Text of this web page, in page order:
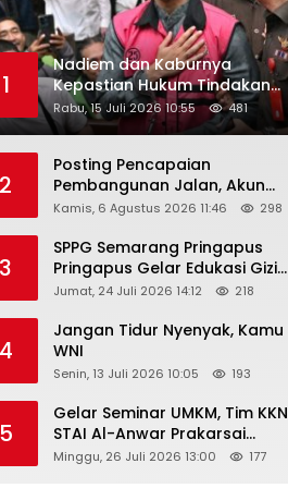
1
Nadiem dan Kaburnya
Kepastian Hukum Tindakan
Pejabat Publik
Rabu, 15 Juli 2026 10:55 481
2
Posting Pencapaian
Pembangunan Jalan, Akun
Facebook Pemerintah
“Dirujak” Warganet
Kamis, 6 Agustus 2026 11:46 298
3
SPPG Semarang Pringapus
Pringapus Gelar Edukasi Gizi
di PAUD Bina Balita Peringati
Jumat, 24 Juli 2026 14:12 218
Jangan Tidur Nyenyak, Kamu
WNI
Senin, 13 Juli 2026 10:05 193
Gelar Seminar UMKM, Tim KKN
STAI Al-Anwar Prakarsai
Usaha Tepung Maizena di
Minggu, 26 Juli 2026 13:00 177